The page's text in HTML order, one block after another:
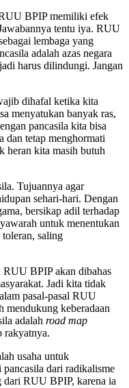
BPIP memiliki efek
tentu iya. RUU
lembaga yang
adalah azas negara
harus dilindungi. Jangan
dihafal ketika kita
menyatukan banyak ras,
pancasila kita bisa
dan tetap menghormati
heran kita masih butuh
Tujuannya agar
sehari-hari. Dengan
bersikap adil terhadap
untuk menentukan
toleran, saling
BPIP akan dibahas
Jadi kita tidak
pasal-pasal RUU
mendukung keberadaan
adalah road map
rakyatnya.
usaha untuk
dari radikalisme
dari RUU BPIP, karena ia